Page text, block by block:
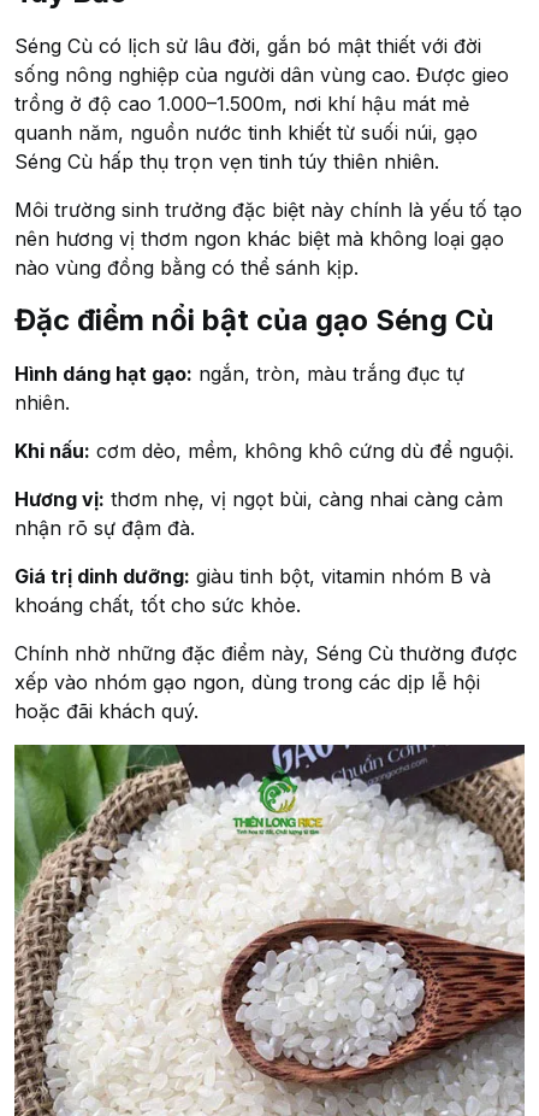
Séng Cù có lịch sử lâu đời, gắn bó mật thiết với đời
sống nông nghiệp của người dân vùng cao. Được gieo
trồng ở độ cao 1.000–1.500m, nơi khí hậu mát mẻ
quanh năm, nguồn nước tinh khiết từ suối núi, gạo
Séng Cù hấp thụ trọn vẹn tinh túy thiên nhiên.
Môi trường sinh trưởng đặc biệt này chính là yếu tố tạo
nên hương vị thơm ngon khác biệt mà không loại gạo
nào vùng đồng bằng có thể sánh kịp.
Đặc điểm nổi bật của gạo Séng Cù
Hình dáng hạt gạo: ngắn, tròn, màu trắng đục tự
nhiên.
Khi nấu: cơm dẻo, mềm, không khô cứng dù để nguội.
Hương vị: thơm nhẹ, vị ngọt bùi, càng nhai càng cảm
nhận rõ sự đậm đà.
Giá trị dinh dưỡng: giàu tinh bột, vitamin nhóm B và
khoáng chất, tốt cho sức khỏe.
Chính nhờ những đặc điểm này, Séng Cù thường được
xếp vào nhóm gạo ngon, dùng trong các dịp lễ hội
hoặc đãi khách quý.